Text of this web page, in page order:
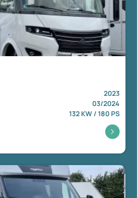
2023
03/2024
132 KW / 180 PS